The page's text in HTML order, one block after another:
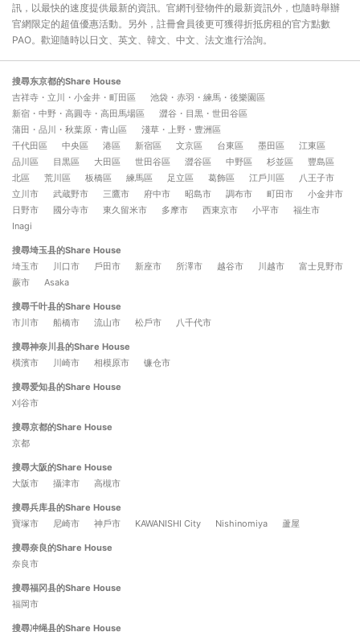
訊，以最快的速度提供最新的資訊。官網刊登物件的最新資訊外，也隨時舉辦
官網限定的超值優惠活動。另外，註冊會員後更可獲得折抵房租的官方點數
PAO。歡迎隨時以日文、英文、韓文、中文、法文進行洽詢。
搜尋东京都的Share House
吉祥寺・立川・小金井・町田區
池袋・赤羽・練馬・後樂園區
新宿・中野・高圓寺・高田馬場區
澀谷・目黒・世田谷區
蒲田・品川・秋葉原・青山區
淺草・上野・豊洲區
千代田區
中央區 港區 新宿區 文京區 台東區 墨田區
江東區
品川區
目黒區 大田區 世田谷區 澀谷區 中野區 杉並區
豐島區
北區
荒川區 板橋區 練馬區 足立區 葛飾區 江戶川區
八王子市
立川市
武蔵野市 三鷹市 府中市 昭島市 調布市 町田市
小金井市
日野市
國分寺市 東久留米市 多摩市 西東京市 小平市
福生市
Inagi
搜尋埼玉县的Share House
埼玉市
川口市 戶田市 新座市 所澤市 越谷市 川越市
富士見野市
蕨市
Asaka
搜尋千叶县的Share House
市川市
船橋市 流山市 松戶市 八千代市
搜尋神奈川县的Share House
橫濱市
川崎市 相模原市 镰仓市
搜尋爱知县的Share House
刈谷市
搜尋京都的Share House
京都
搜尋大阪的Share House
大阪市
攝津市 高槻市
搜尋兵库县的Share House
寶塚市
尼崎市 神戶市 KAWANISHI City Nishinomiya 蘆屋
搜尋奈良的Share House
奈良市
搜尋福冈县的Share House
福岡市
搜尋冲绳县的Share House